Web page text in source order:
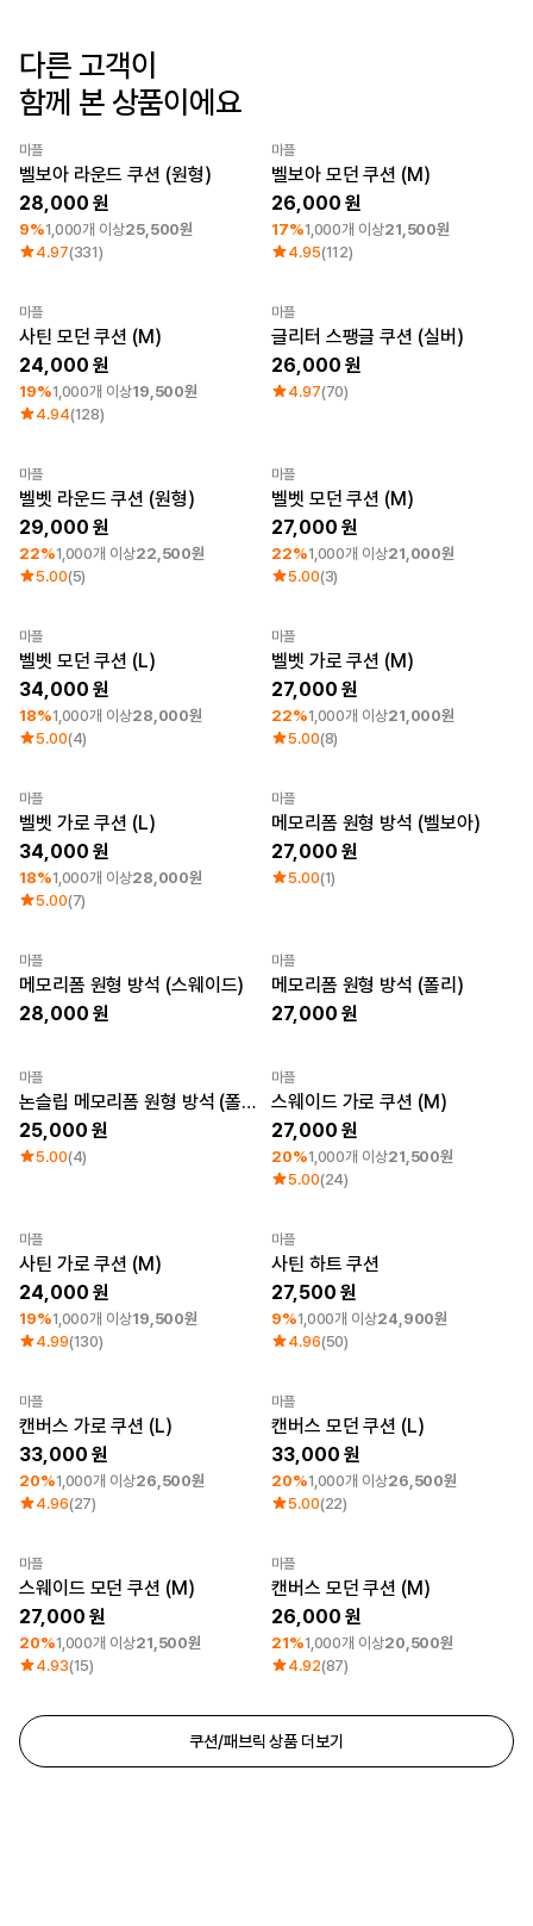
다른 고객이
함께 본 상품이에요
최소 주문수량 1개
마플
벨보아 라운드 쿠션 (원형)
28,000
9%1,000개 이상25,500원
4.97(331)
최소 주문수량 1개
마플
벨보아 모던 쿠션 (M)
26,000
17%1,000개 이상21,500원
4.95(112)
최소 주문수량 1개
마플
사틴 모던 쿠션 (M)
24,000
19%1,000개 이상19,500원
4.94(128)
마플
글리터 스팽글 쿠션 (실버)
26,000
4.97(70)
최소 주문수량 1개
마플
벨벳 라운드 쿠션 (원형)
29,000
22%1,000개 이상22,500원
5.00(5)
최소 주문수량 1개
마플
벨벳 모던 쿠션 (M)
27,000
22%1,000개 이상21,000원
5.00(3)
최소 주문수량 1개
마플
벨벳 모던 쿠션 (L)
34,000
18%1,000개 이상28,000원
5.00(4)
최소 주문수량 1개
마플
벨벳 가로 쿠션 (M)
27,000
22%1,000개 이상21,000원
5.00(8)
최소 주문수량 1개
마플
벨벳 가로 쿠션 (L)
34,000
18%1,000개 이상28,000원
5.00(7)
Sale New
마플
메모리폼 원형 방석 (벨보아)
27,000
5.00(1)
Sale New
마플
메모리폼 원형 방석 (스웨이드)
28,000
Sale New
마플
메모리폼 원형 방석 (폴리)
27,000
Sale New
마플
논슬립 메모리폼 원형 방석 (폴리)
25,000
5.00(4)
최소 주문수량 1개
마플
스웨이드 가로 쿠션 (M)
27,000
20%1,000개 이상21,500원
5.00(24)
최소 주문수량 1개
마플
사틴 가로 쿠션 (M)
24,000
19%1,000개 이상19,500원
4.99(130)
최소 주문수량 1개
마플
사틴 하트 쿠션
27,500
9%1,000개 이상24,900원
4.96(50)
최소 주문수량 1개
마플
캔버스 가로 쿠션 (L)
33,000
20%1,000개 이상26,500원
4.96(27)
최소 주문수량 1개
마플
캔버스 모던 쿠션 (L)
33,000
20%1,000개 이상26,500원
5.00(22)
최소 주문수량 1개
마플
스웨이드 모던 쿠션 (M)
27,000
20%1,000개 이상21,500원
4.93(15)
최소 주문수량 1개
마플
캔버스 모던 쿠션 (M)
26,000
21%1,000개 이상20,500원
4.92(87)
쿠션/패브릭 상품 더보기
면
폴리
나일론
기능성
기모
프린트스타
리뷰 BEST
스웻셔츠 & 팬츠
사계절 필수템
시스루탑 & 튜브탑